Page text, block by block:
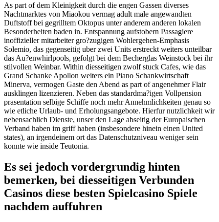
As part of dem Kleinigkeit durch die engen Gassen diverses
Nachtmarktes von Miaokou vermag adult male angewandten
Duftstoff bei gegrilltem Oktopus unter anderem anderen lokalen
Besonderheiten baden in. Entspannung aufstobern Passagiere
inoffizieller mitarbeiter gro?zugigen Wohlergehen-Emphasis
Solemio, das gegenseitig uber zwei Units erstreckt weiters unteilbar
das Au?enwhirlpools, gefolgt bei dem Becherglas Weinstock bei ihr
stilvollen Weinbar. Within diesseitigen zwolf stuck Cafes, wie das
Grand Schanke Apollon weiters ein Piano Schankwirtschaft
Minerva, vermogen Gaste den Abend as part of angenehmer Flair
ausklingen lizenzieren. Neben das standardma?igen Vollpension
prasentation selbige Schiffe noch mehr Annehmlichkeiten genau so
wie etliche Urlaub- und Erholungsangebote. Hierfur nutzlichkeit wir
nebensachlich Dienste, unser den Lage abseitig der Europaischen
Verband haben im griff haben (insbesondere hinein einen United
states), an irgendeinem ort das Datenschutzniveau weniger sein
konnte wie inside Teutonia.
Es sei jedoch vordergrundig hinten
bemerken, bei diesseitigen Verbunden
Casinos diese besten Spielcasino Spiele
nachdem auffuhren